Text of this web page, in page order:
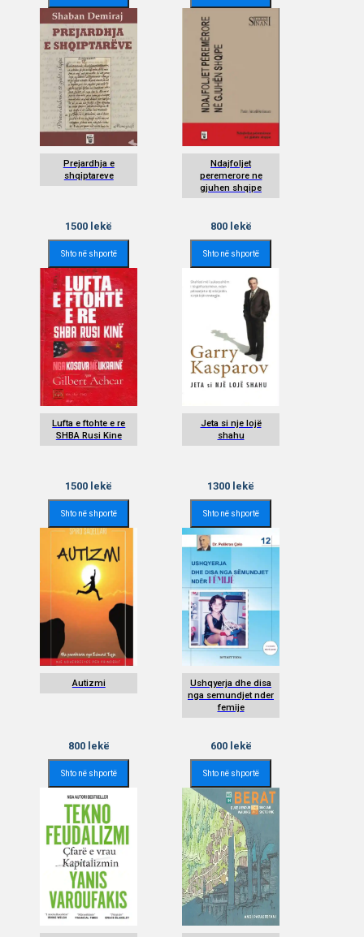
Prejardhja e
shqiptareve
1500 lekë
Shto në shportë
Ndajfoljet
peremerore ne
gjuhen shqipe
800lekë
Shto në shportë
Lufta e ftohte e re
SHBA Rusi Kine
1500 lekë
Shto në shportë
Jeta si nje lojë
shahu
1300 lekë
Shto në shportë
Autizmi
800lekë
Shto në shportë
Ushqyerja dhe disa
nga semundjet nder
femije
600lekë
Shto në shportë